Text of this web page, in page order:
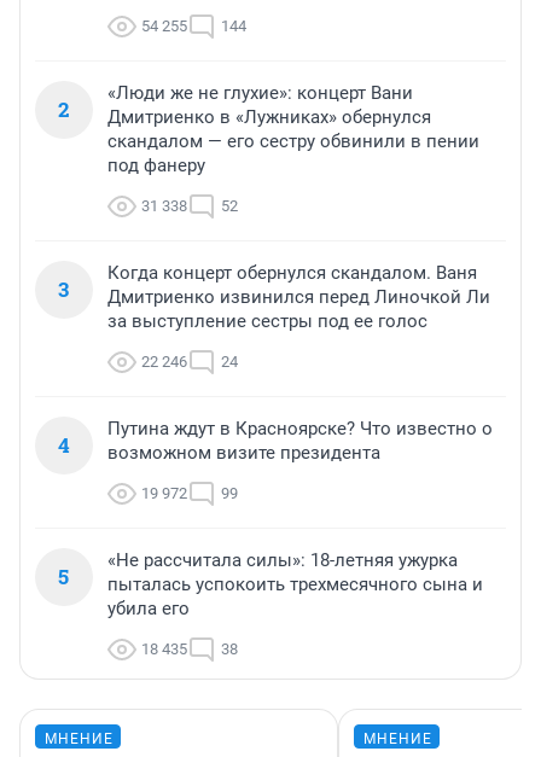
54 255 144
2
«Люди же не глухие»: концерт Вани
Дмитриенко в «Лужниках» обернулся
скандалом — его сестру обвинили в пении
под фанеру
31 338 52
3
Когда концерт обернулся скандалом. Ваня
Дмитриенко извинился перед Линочкой Ли
за выступление сестры под ее голос
22 246 24
4
Путина ждут в Красноярске? Что известно о
возможном визите президента
19 972 99
5
«Не рассчитала силы»: 18-летняя ужурка
пыталась успокоить трехмесячного сына и
убила его
18 435 38
МНЕНИЕ МНЕНИЕ